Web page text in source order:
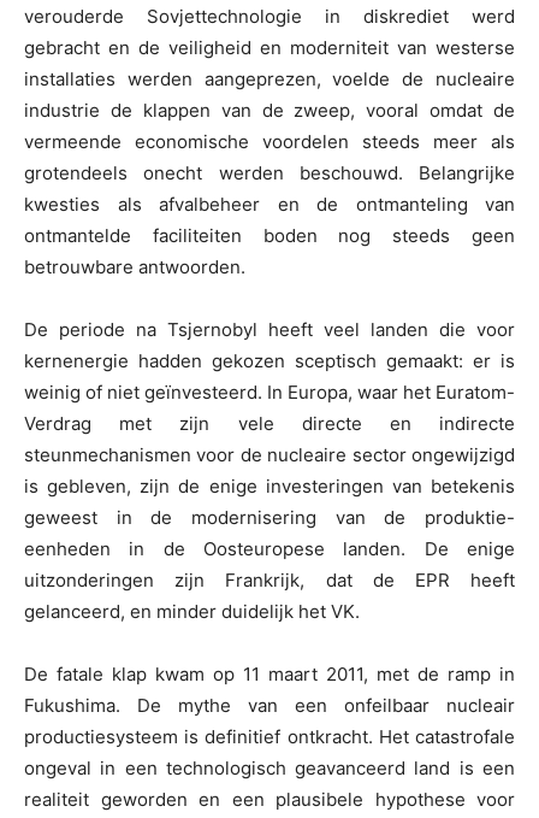
verouderde Sovjettechnologie in diskrediet werd
gebracht en de veiligheid en moderniteit van westerse
installaties werden aangeprezen, voelde de nucleaire
industrie de klappen van de zweep, vooral omdat de
vermeende economische voordelen steeds meer als
grotendeels onecht werden beschouwd. Belangrijke
kwesties als afvalbeheer en de ontmanteling van
ontmantelde faciliteiten boden nog steeds geen
betrouwbare antwoorden.
De periode na Tsjernobyl heeft veel landen die voor
kernenergie hadden gekozen sceptisch gemaakt: er is
weinig of niet geïnvesteerd. In Europa, waar het Euratom-
Verdrag met zijn vele directe en indirecte
steunmechanismen voor de nucleaire sector ongewijzigd
is gebleven, zijn de enige investeringen van betekenis
geweest in de modernisering van de produktie-
eenheden in de Oosteuropese landen. De enige
uitzonderingen zijn Frankrijk, dat de EPR heeft
gelanceerd, en minder duidelijk het VK.
De fatale klap kwam op 11 maart 2011, met de ramp in
Fukushima. De mythe van een onfeilbaar nucleair
productiesysteem is definitief ontkracht. Het catastrofale
ongeval in een technologisch geavanceerd land is een
realiteit geworden en een plausibele hypothese voor